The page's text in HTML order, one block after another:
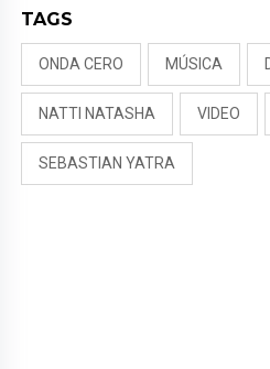
TAGS
ONDA CERO MÚSICA
NATTI NATASHA VIDEO
SEBASTIAN YATRA